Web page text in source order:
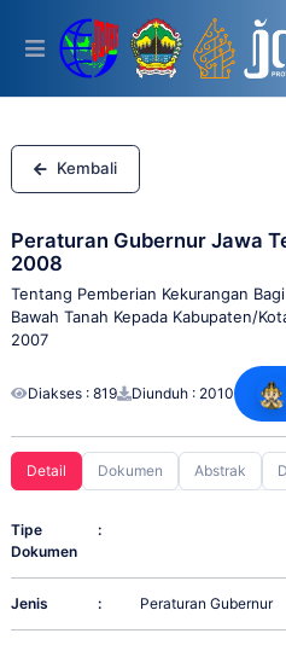
This
includes
accessibility
system.
Kembali
Peraturan Gubernur Jawa
2008
Tentang Pemberian Kekurangan
Bawah Tanah Kepada Kabupaten/
2007
Diakses : 819 Diunduh : 2010
Detail Dokumen Abstrak
Tipe
Dokumen
:
Jenis : Peraturan Gubernur